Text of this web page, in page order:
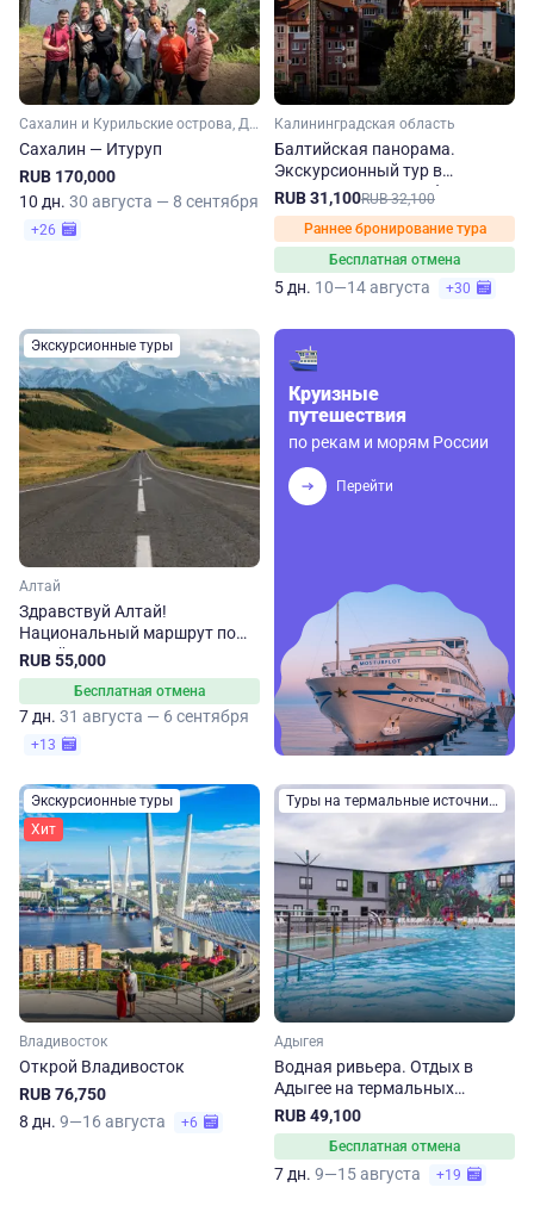
Сахалин и Курильские острова, Дальний Восток
Сахалин — Итуруп
RUB 170,000
10 дн. 30 августа — 8 сентября
+26
Калининградская область
Балтийская панорама.
Экскурсионный тур в
Калининградскую область
RUB 31,100RUB 32,100
Раннее бронирование тура
Бесплатная отмена
5 дн. 10—14 августа +30
Экскурсионные туры
Алтай
Здравствуй Алтай!
Национальный маршрут по
Алтайскому краю
RUB 55,000
Бесплатная отмена
7 дн. 31 августа — 6 сентября
+13
Круизные
путешествия
по рекам и морям России
Перейти
Экскурсионные туры
Хит
Владивосток
Открой Владивосток
RUB 76,750
8 дн. 9—16 августа +6
Туры на термальные источники
Адыгея
Водная ривьера. Отдых в
Адыгее на термальных
источниках
RUB 49,100
Бесплатная отмена
7 дн. 9—15 августа +19